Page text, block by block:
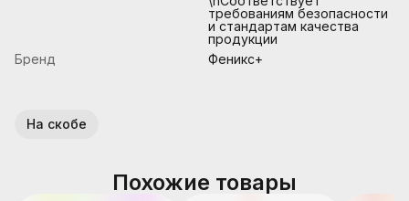
требованиям безопасности
и стандартам качества
продукции
Бренд
Феникс+
На скобе
Похожие товары